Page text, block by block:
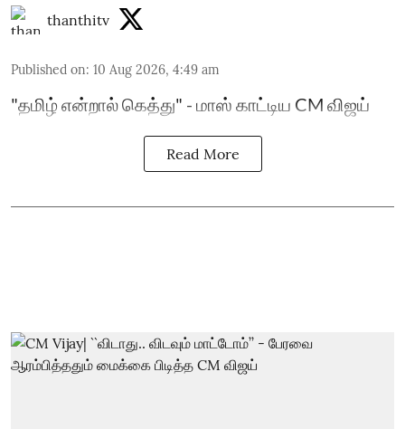
thanthitv
Published on: 10 Aug 2026, 4:49 am
"தமிழ் என்றால் கெத்து" - மாஸ் காட்டிய CM விஜய்
Read More